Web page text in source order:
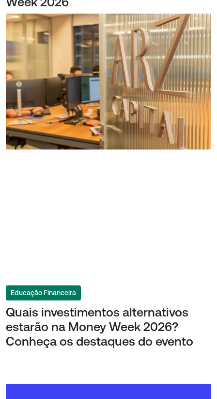
Educação Financeira
Quais investimentos alternativos
estarão na Money Week 2026?
Conheça os destaques do evento